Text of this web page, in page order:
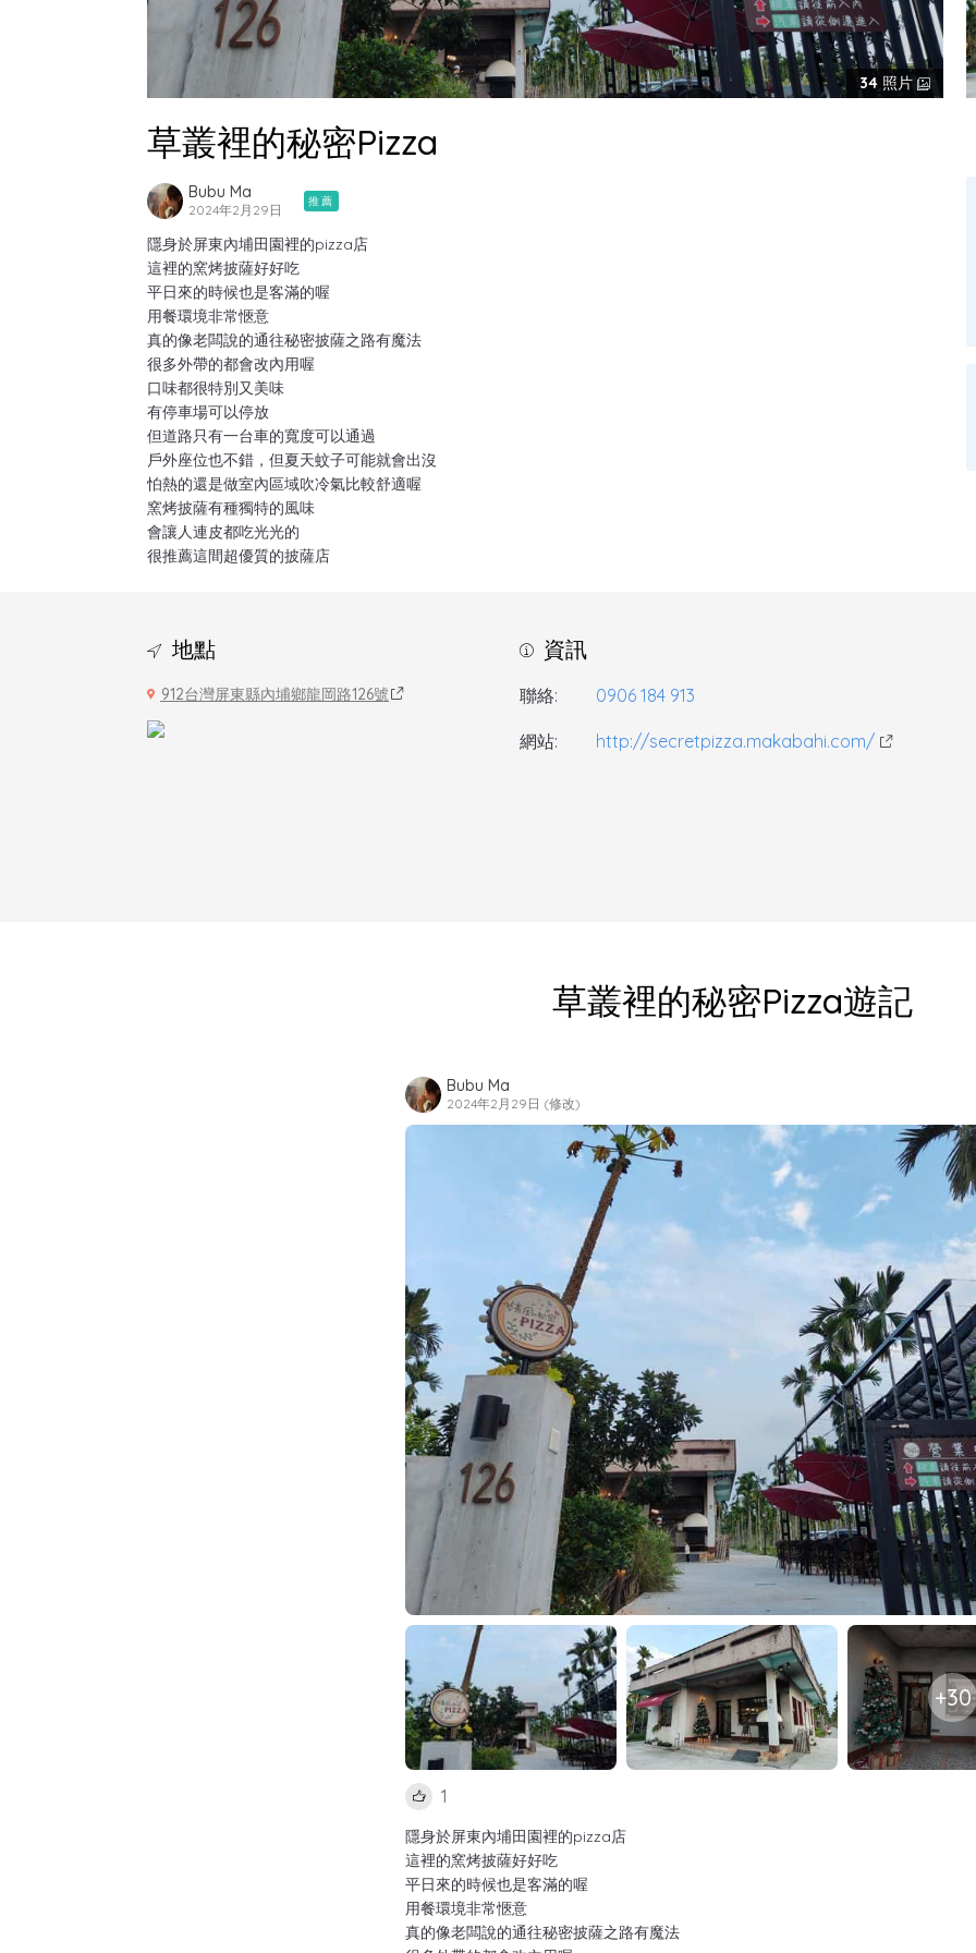
34 照片
草叢裡的秘密Pizza
Bubu Ma
2024年2月29日
推薦
隱身於屏東內埔田園裡的pizza店
這裡的窯烤披薩好好吃
平日來的時候也是客滿的喔
用餐環境非常愜意
真的像老闆說的通往秘密披薩之路有魔法
很多外帶的都會改內用喔
口味都很特別又美味
有停車場可以停放
但道路只有一台車的寬度可以通過
戶外座位也不錯，但夏天蚊子可能就會出沒
怕熱的還是做室內區域吹冷氣比較舒適喔
窯烤披薩有種獨特的風味
會讓人連皮都吃光光的
很推薦這間超優質的披薩店
地點
912台灣屏東縣內埔鄉龍岡路126號
資訊
聯絡: 0906 184 913
網站: http://secretpizza.makabahi.com/
草叢裡的秘密Pizza遊記
Bubu Ma
2024年2月29日 (修改)
+30
1
隱身於屏東內埔田園裡的pizza店
這裡的窯烤披薩好好吃
平日來的時候也是客滿的喔
用餐環境非常愜意
真的像老闆說的通往秘密披薩之路有魔法